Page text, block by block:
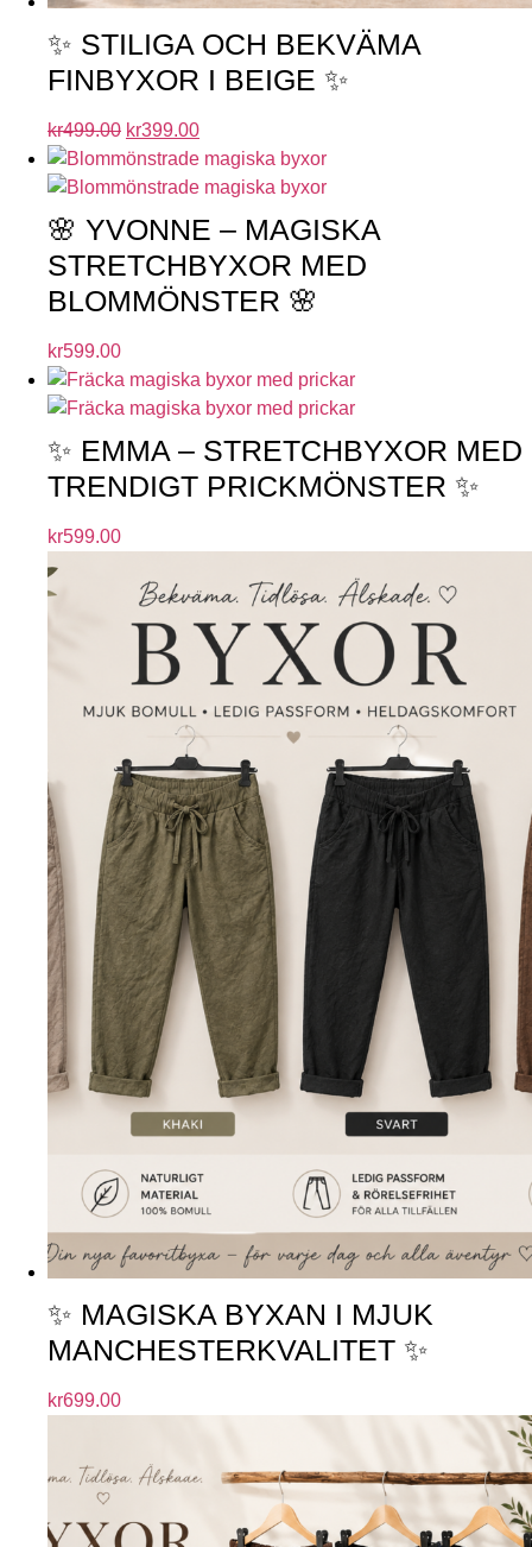
✨ STILIGA OCH BEKVÄMA
FINBYXOR I BEIGE ✨
kr499.00 kr399.00
🌸 YVONNE – MAGISKA
STRETCHBYXOR MED
BLOMMÖNSTER 🌸
kr599.00
✨ EMMA – STRETCHBYXOR MED
TRENDIGT PRICKMÖNSTER ✨
kr599.00
✨ MAGISKA BYXAN I MJUK
MANCHESTERKVALITET ✨
kr699.00